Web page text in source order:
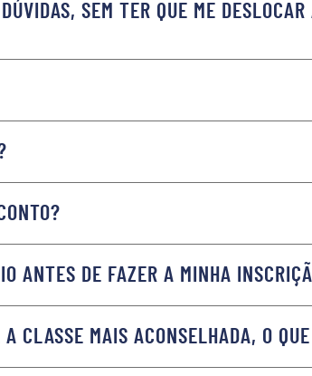
SEM TER QUE ME DESLOCAR
ANTES DE FAZER A MINHA
CLASSE MAIS ACONSELHADA, O